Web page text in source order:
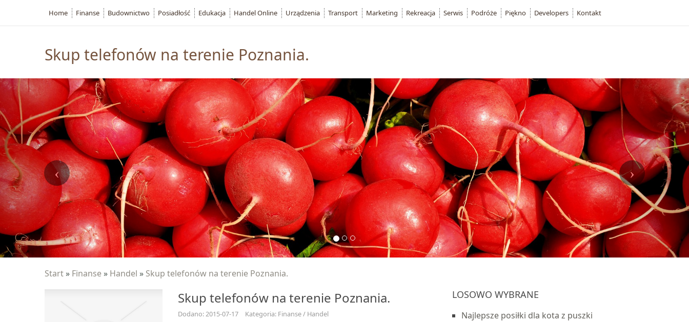
Skup telefonów na terenie Poznania.
Start » Finanse » Handel » Skup telefonów na terenie Poznania.
Skup telefonów na terenie Poznania.
Dodano: 2015-07-17 Kategoria: Finanse / Handel
LOSOWO WYBRANE
Najlepsze posiłki dla kota z puszki
Home Finanse Budownictwo Posiadłość Edukacja Handel Online Urządzenia Transport Marketing Rekreacja Serwis Podróże Piękno Developers Kontakt